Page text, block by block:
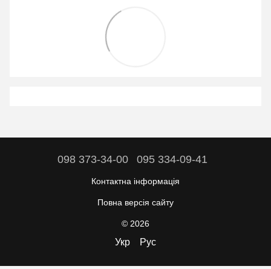
098 373-34-00 095 334-09-41
Контактна інформація
Повна версія сайту
© 2026
Укр Рус